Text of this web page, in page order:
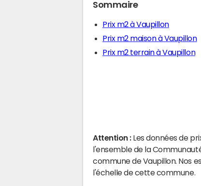
Sommaire
Prix m2 à Vaupillon
Prix m2 maison à Vaupillon
Prix m2 terrain à Vaupillon
Attention : Les données de
l'ensemble de la
commune de Vaupillon. Nos
l'échelle de cette commune.